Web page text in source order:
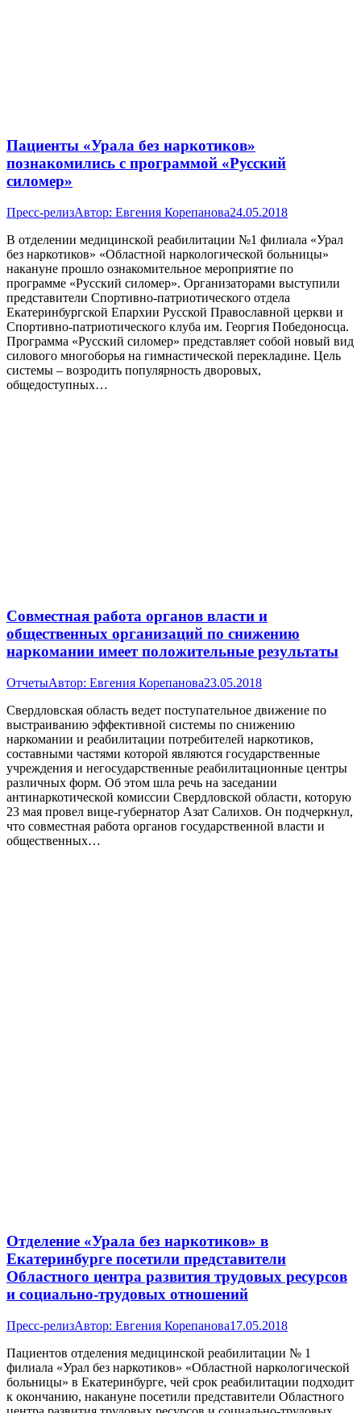
Пациенты «Урала без наркотиков»
познакомились с программой «Русский
силомер»
Пресс-релизАвтор: Евгения Корепанова24.05.2018
В отделении медицинской реабилитации №1 филиала «Урал
без наркотиков» «Областной наркологической больницы»
накануне прошло ознакомительное мероприятие по
программе «Русский силомер». Организаторами выступили
представители Спортивно-патриотического отдела
Екатеринбургской Епархии Русской Православной церкви и
Спортивно-патриотического клуба им. Георгия Победоносца.
Программа «Русский силомер» представляет собой новый вид
силового многоборья на гимнастической перекладине. Цель
системы – возродить популярность дворовых,
общедоступных…
Совместная работа органов власти и
общественных организаций по снижению
наркомании имеет положительные результаты
ОтчетыАвтор: Евгения Корепанова23.05.2018
Свердловская область ведет поступательное движение по
выстраиванию эффективной системы по снижению
наркомании и реабилитации потребителей наркотиков,
составными частями которой являются государственные
учреждения и негосударственные реабилитационные центры
различных форм. Об этом шла речь на заседании
антинаркотической комиссии Свердловской области, которую
23 мая провел вице-губернатор Азат Салихов. Он подчеркнул,
что совместная работа органов государственной власти и
общественных…
Отделение «Урала без наркотиков» в
Екатеринбурге посетили представители
Областного центра развития трудовых ресурсов
и социально-трудовых отношений
Пресс-релизАвтор: Евгения Корепанова17.05.2018
Пациентов отделения медицинской реабилитации № 1
филиала «Урал без наркотиков» «Областной наркологической
больницы» в Екатеринбурге, чей срок реабилитации подходит
к окончанию, накануне посетили представители Областного